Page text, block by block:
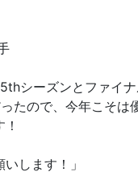
シーズンとファイ
たので、今年こそは
します！」